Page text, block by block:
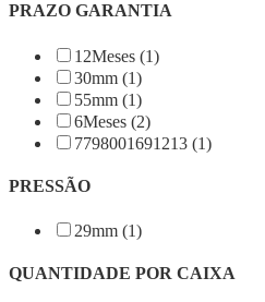
PRAZO GARANTIA
12Meses (1)
30mm (1)
55mm (1)
6Meses (2)
7798001691213 (1)
PRESSÃO
29mm (1)
QUANTIDADE POR CAIXA